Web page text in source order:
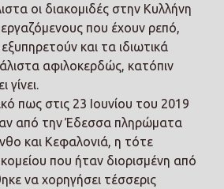
οι διακομιδές στην Κυλλήνη
που έχουν ρεπό,
και τα ιδιωτικά
αφιλοκερδώς, κατόπιν
πως στις 23 Ιουνίου του 2019
από την Έδεσσα πληρώματα
και Κεφαλονιά, η τότε
που ήταν διορισμένη από
να χορηγήσει τέσσερις